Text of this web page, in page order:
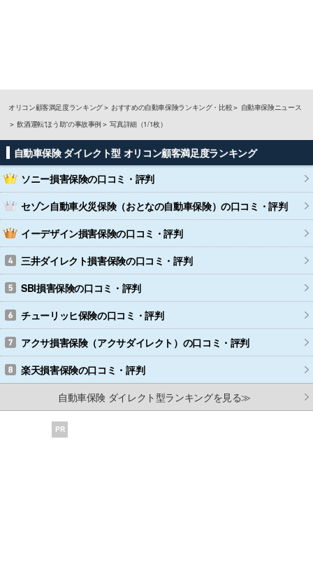
オリコン顧客満足度ランキング おすすめの自動車保険ランキング・比較
自動車保険ニュース
飲酒運転”ほう助”の事故事例
写真詳細（1/1枚）
自動車保険 ダイレクト型 オリコン顧客満足度ランキング
ソニー損害保険の口コミ・評判
セゾン自動車火災保険（おとなの自動車保険）の口コミ・評判
イーデザイン損害保険の口コミ・評判
三井ダイレクト損害保険の口コミ・評判
SBI損害保険の口コミ・評判
チューリッヒ保険の口コミ・評判
アクサ損害保険（アクサダイレクト） の口コミ・評判
楽天損害保険の口コミ・評判
自動車保険 ダイレクト型ランキングを見る≫
PR